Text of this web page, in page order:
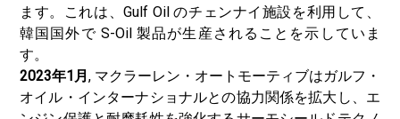
ます。これは、Gulf Oil のチェンナイ施設を利用して、
韓国国外で S-Oil 製品が生産されることを示していま
す。
2023年1月 , マクラーレン・オートモーティブはガルフ・
オイル・インターナショナルとの協力関係を拡大し、エ